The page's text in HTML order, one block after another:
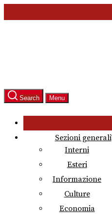
to
Search Menu
Sezioni generali
Interni
Esteri
Informazione
Culture
Economia